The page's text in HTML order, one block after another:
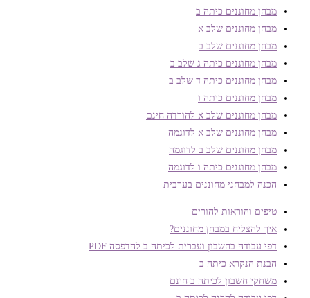
מבחן מחוננים כיתה ב
מבחן מחוננים שלב א
מבחן מחוננים שלב ב
מבחן מחוננים כיתה ג שלב ב
מבחן מחוננים כיתה ד שלב ב
מבחן מחוננים כיתה ו
מבחן מחוננים שלב א להורדה חינם
מבחן מחוננים שלב א לדוגמה
מבחן מחוננים שלב ב לדוגמה
מבחן מחוננים כיתה ו לדוגמה
הכנה למבחני מחוננים בערבית
טיפים והוראות להורים
איך להצליח במבחן מחוננים?
דפי עבודה בחשבון ועברית לכיתה ב להדפסה PDF
הבנת הנקרא כיתה ב
משחקי חשבון לכיתה ב חינם